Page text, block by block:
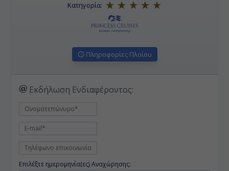
Κατηγορία:
Πληροφορίες Πλοίου
Εκδήλωση Ενδιαφέροντος:
Επιλέξτε ημερομηνία(ες) Αναχώρησης: